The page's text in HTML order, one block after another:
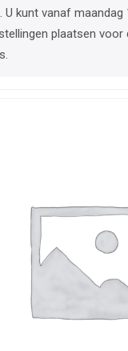
U kunt vanaf maandag
plaatsen voor